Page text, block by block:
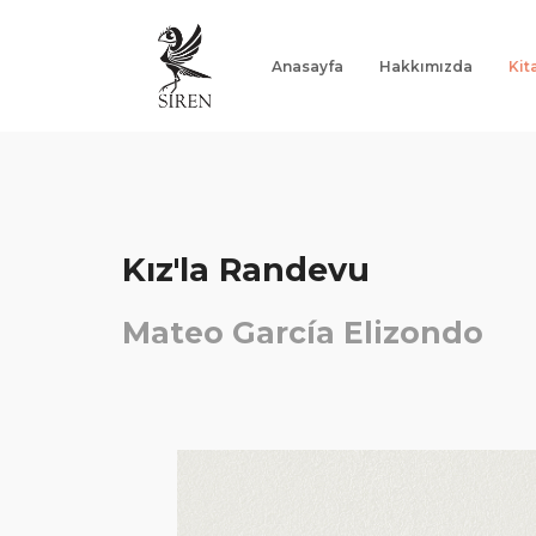
Anasayfa Hakkımızda
YazarlarKız'la Randevu
Mateo García Elizondo